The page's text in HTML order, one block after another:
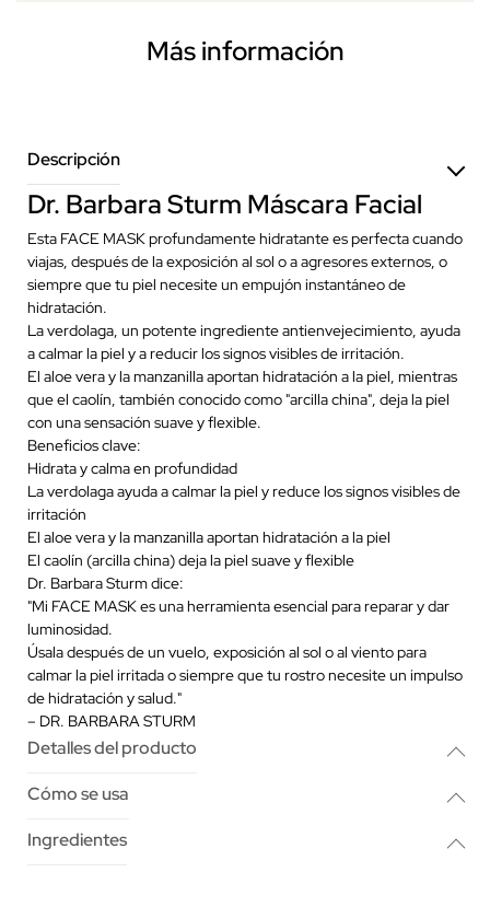
Más información
Descripción
Dr. Barbara Sturm Máscara Facial
Esta FACE MASK profundamente hidratante es perfecta cuando
viajas, después de la exposición al sol o a agresores externos, o
siempre que tu piel necesite un empujón instantáneo de
hidratación.
La verdolaga, un potente ingrediente antienvejecimiento, ayuda
a calmar la piel y a reducir los signos visibles de irritación.
El aloe vera y la manzanilla aportan hidratación a la piel, mientras
que el caolín, también conocido como "arcilla china", deja la piel
con una sensación suave y flexible.
Beneficios clave:
Hidrata y calma en profundidad
La verdolaga ayuda a calmar la piel y reduce los signos visibles de
irritación
El aloe vera y la manzanilla aportan hidratación a la piel
El caolín (arcilla china) deja la piel suave y flexible
Dr. Barbara Sturm dice:
"Mi FACE MASK es una herramienta esencial para reparar y dar
luminosidad.
Úsala después de un vuelo, exposición al sol o al viento para
calmar la piel irritada o siempre que tu rostro necesite un impulso
de hidratación y salud."
– DR. BARBARA STURM
Detalles del producto
Cómo se usa
Ingredientes